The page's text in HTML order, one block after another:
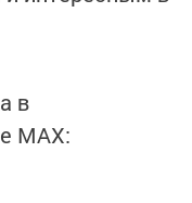
в
MАХ: